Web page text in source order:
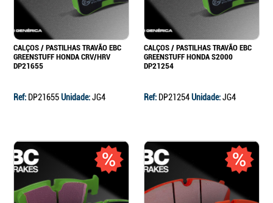
CALÇOS / PASTILHAS TRAVÃO EBC
GREENSTUFF HONDA CRV/HRV
DP21655
Ref: DP21655Unidade:JG4
CALÇOS / PASTILHAS TRAVÃO EBC
GREENSTUFF HONDA S2000
DP21254
Ref: DP21254Unidade:JG4